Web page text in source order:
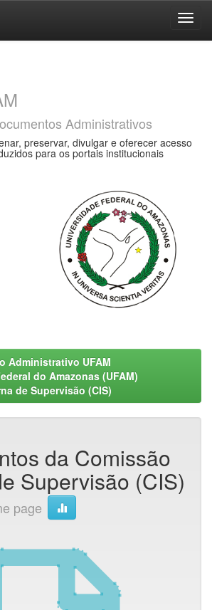
Administrativos
preservar, divulgar e oferecer acesso
para os portais institucionais
Administrativo UFAM
do Amazonas (UFAM)
de Supervisão (CIS)
da Comissão
Supervisão (CIS)
page